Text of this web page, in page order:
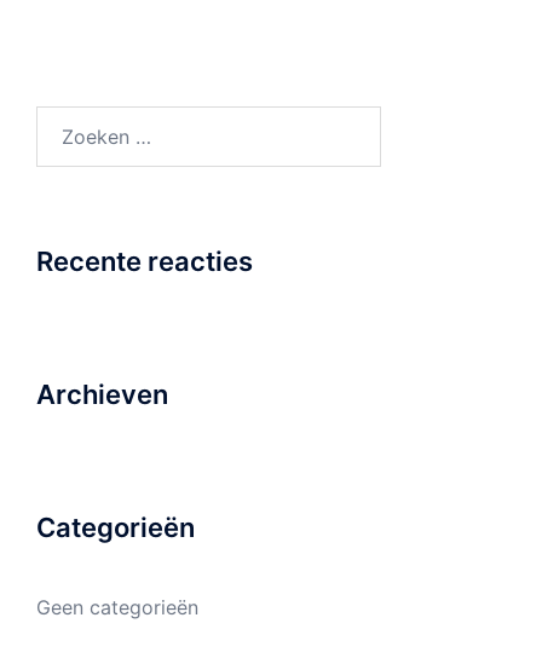
Recente reacties
Archieven
Categorieën
Geen categorieën